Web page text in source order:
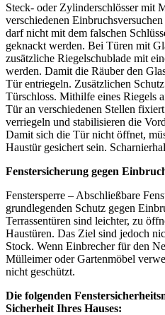
Steck- oder Zylinderschlösser mit
verschiedenen
darf nicht mit dem falschen
geknackt werden. Bei Türen mit
zusätzliche Riegelschublade mit
werden. Damit die Räuber den
Tür entriegeln. Zusätzlichen
Türschloss. Mithilfe eines Riegels
Tür an verschiedenen Stellen
verriegeln und stabilisieren die
Damit sich die Tür nicht öffnet,
Haustür gesichert sein.
Fenstersicherung gegen
Fenstersperre – Abschließbare
grundlegenden Schutz gegen
Terrassentüren sind leichter, zu
Haustüren. Das Ziel sind jedoch
Stock. Wenn Einbrecher für den
Mülleimer oder Gartenmöbel
nicht geschützt.
Die folgenden
Sicherheit Ihres Hauses: